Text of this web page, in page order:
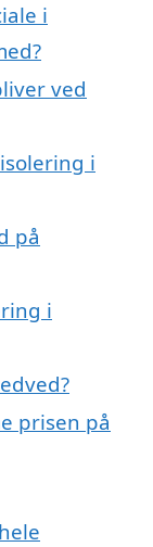
i
ved
i
på
i
prisen på